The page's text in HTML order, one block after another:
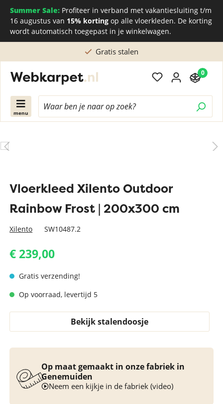
Summer Sale: Profiteer in verband met vakantiesluiting t/m
16 augustus van 15% korting op alle vloerkleden. De korting
wordt automatisch toegepast in je winkelwagen.
Gratis stalen
menu
0
Vloerkleed Xilento Outdoor
Rainbow Frost | 200x300 cm
Xilento SW10487.2
€ 239,00
Gratis verzending!
Op voorraad, levertijd 5
Bekijk stalendoosje
Op maat gemaakt in onze fabriek in
Genemuiden
Neem een kijkje in de fabriek (video)